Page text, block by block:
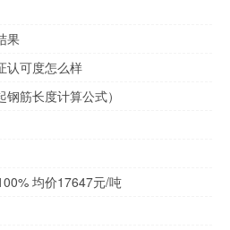
果
认可度怎么样
筋长度计算公式）
均价17647元/吨